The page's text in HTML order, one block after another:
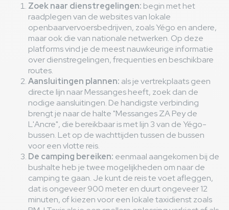
Zoek naar dienstregelingen: begin met het
raadplegen van de websites van lokale
openbaarvervoersbedrijven, zoals Yégo en andere,
maar ook die van nationale netwerken. Op deze
platforms vind je de meest nauwkeurige informatie
over dienstregelingen, frequenties en beschikbare
routes.
Aansluitingen plannen: als je vertrekplaats geen
directe lijn naar Messanges heeft, zoek dan de
nodige aansluitingen. De handigste verbinding
brengt je naar de halte "Messanges ZA Pey de
L'Ancre", die bereikbaar is met lijn 3 van de Yégo-
bussen. Let op de wachttijden tussen de bussen
voor een vlotte reis.
De camping bereiken: eenmaal aangekomen bij de
bushalte heb je twee mogelijkheden om naar de
camping te gaan. Je kunt de reis te voet afleggen,
dat is ongeveer 900 meter en duurt ongeveer 12
minuten, of kiezen voor een lokale taxidienst zoals